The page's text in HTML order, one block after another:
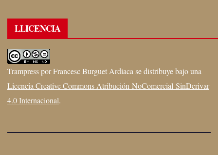
LLICENCIA
TrampressporFrancesc Burguet Ardiaca se distribuye bajo una
Licencia Creative Commons Atribución-NoComercial-SinDerivar
4.0 Internacional.